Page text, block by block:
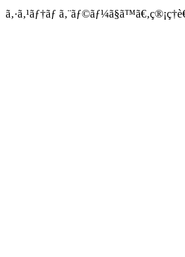
ã‚·ã‚¹ãƒ†ãƒ